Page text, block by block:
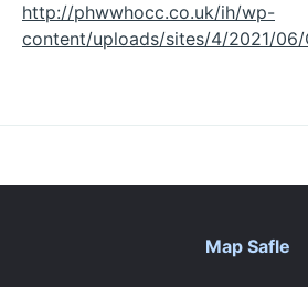
http://phwwhocc.co.uk/ih/wp-
content/uploads/sites/4/2021/06/
Map Safle